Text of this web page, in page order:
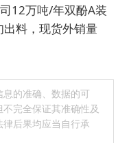
12万吨/年双酚A装
料，现货外销量
的准确、数据的可
完全保证其准确性及
后果均应当自行承